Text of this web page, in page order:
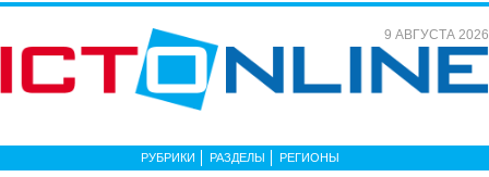
9 АВГУСТА 2026
РУБРИКИ РАЗДЕЛЫ РЕГИОНЫ